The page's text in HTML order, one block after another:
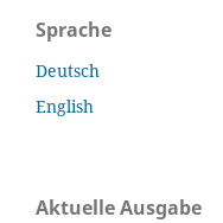
Sprache
Deutsch
English
Aktuelle Ausgabe